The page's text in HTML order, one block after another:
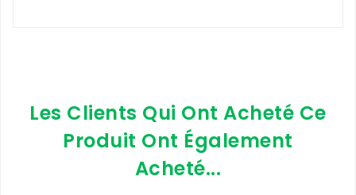
Les Clients Qui Ont Acheté Ce
Produit Ont Également
Acheté...